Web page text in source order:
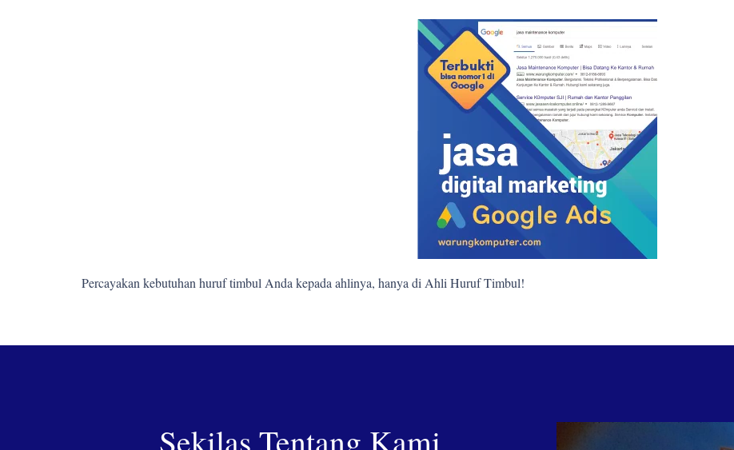
Percayakan kebutuhan huruf timbul Anda kepada ahlinya, hanya di Ahli Huruf Timbul!
Sekilas Tentang Kami